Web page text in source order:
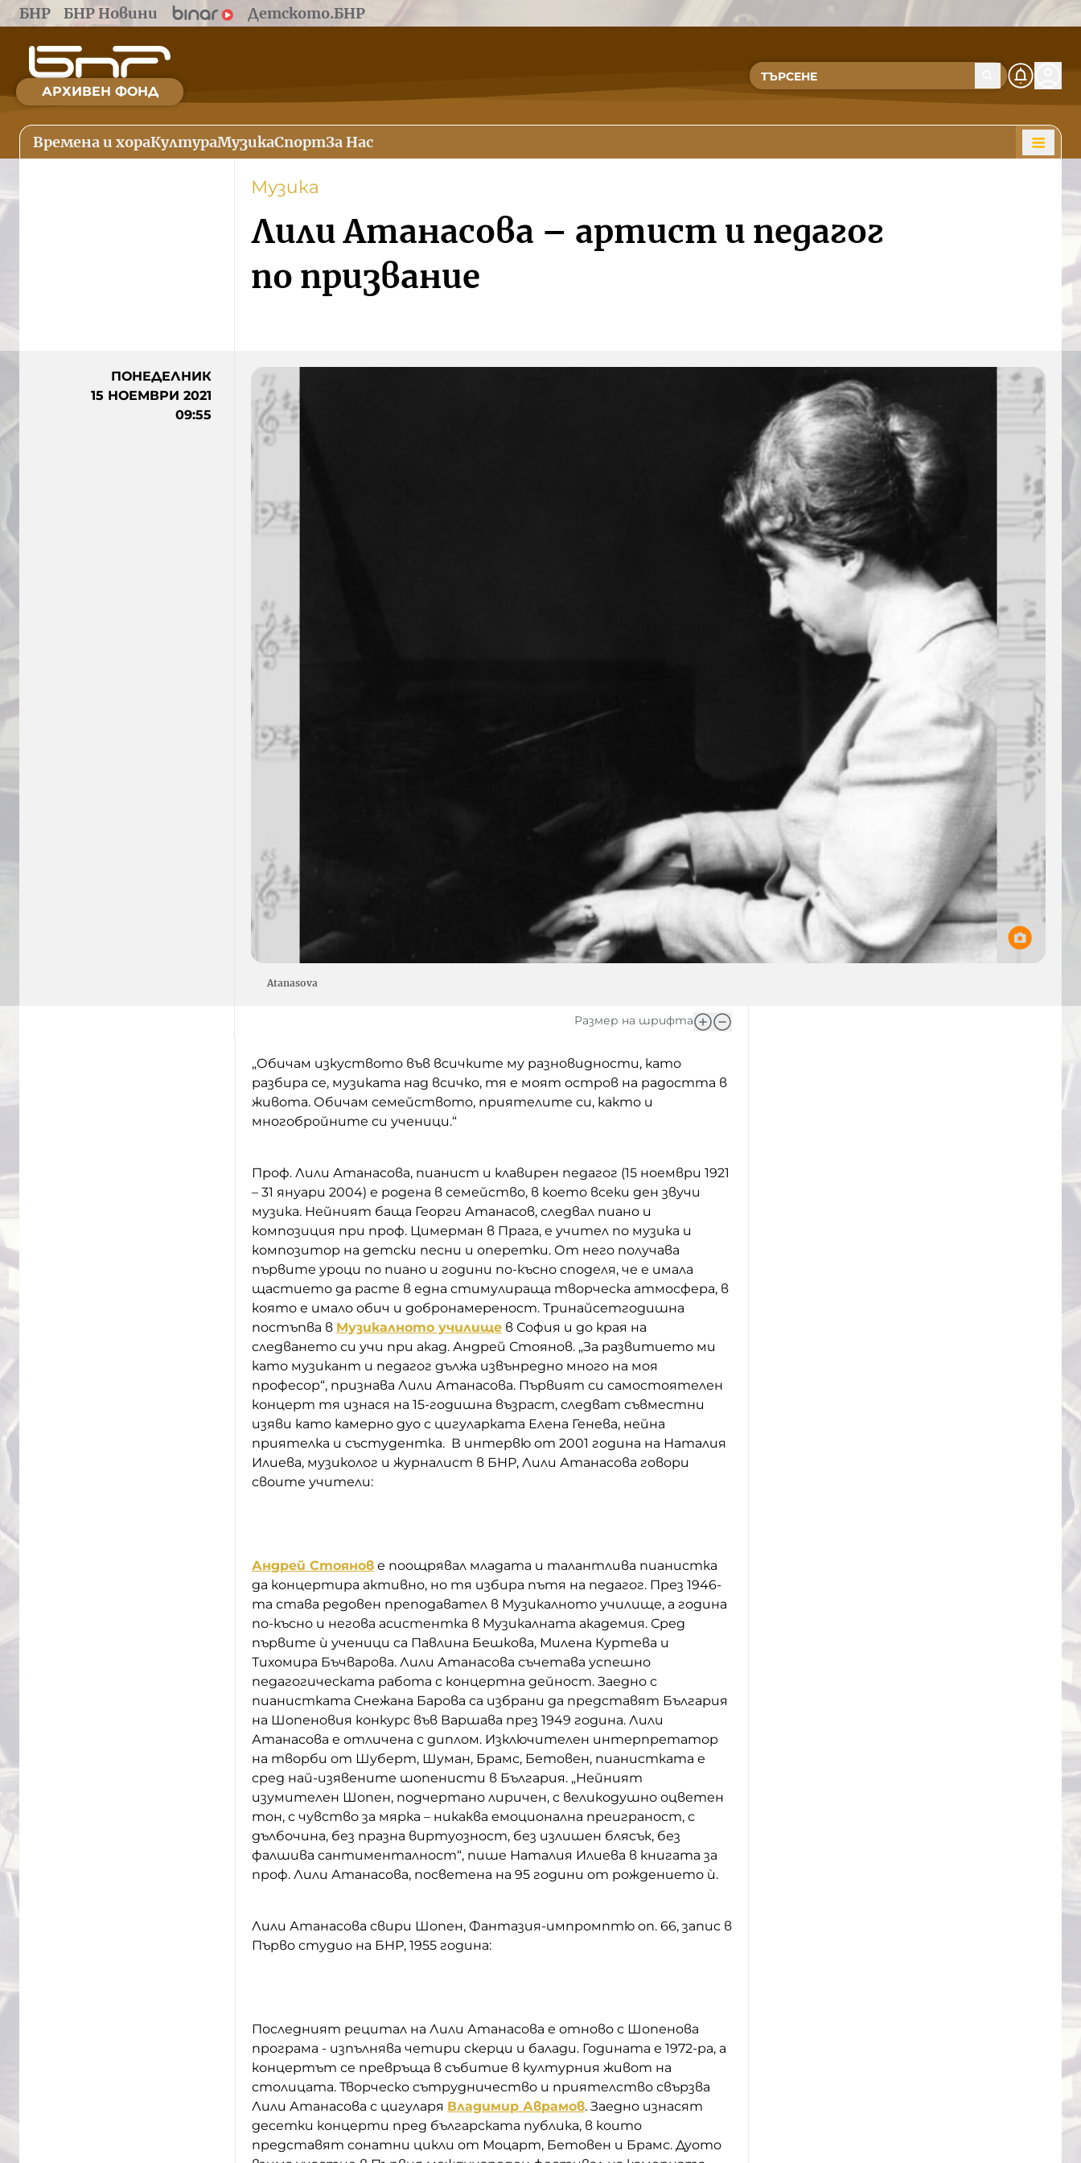
БНР БНР Новини Детското.БНР
АРХИВЕН ФОНД
Времена и хораКултураМузикаСпортЗа Нас
Музика
Лили Атанасова – артист и педагог
по призвание
ПОНЕДЕЛНИК
15 НОЕМВРИ 2021
09:55
Atanasova
Размер на шрифта
„Обичам изкуството във всичките му разновидности, като
разбира се, музиката над всичко, тя е моят остров на радостта в
живота. Обичам семейството, приятелите си, както и
многобройните си ученици.“
Проф. Лили Атанасова, пианист и клавирен педагог (15 ноември 1921
– 31 януари 2004) е родена в семейство, в което всеки ден звучи
музика. Нейният баща Георги Атанасов, следвал пиано и
композиция при проф. Цимерман в Прага, е учител по музика и
композитор на детски песни и оперетки. От него получава
първите уроци по пиано и години по-късно споделя, че е имала
щастието да расте в една стимулираща творческа атмосфера, в
която е имало обич и добронамереност. Тринайсетгодишна
постъпва в Музикалното училище в София и до края на
следването си учи при акад. Андрей Стоянов. „За развитието ми
като музикант и педагог дължа извънредно много на моя
професор“, признава Лили Атанасова. Първият си самостоятелен
концерт тя изнася на 15-годишна възраст, следват съвместни
изяви като камерно дуо с цигуларката Елена Генева, нейна
приятелка и състудентка. В интервю от 2001 година на Наталия
Илиева, музиколог и журналист в БНР, Лили Атанасова говори
своите учители:
Андрей Стоянов е поощрявал младата и талантлива пианистка
да концертира активно, но тя избира пътя на педагог. През 1946-
та става редовен преподавател в Музикалното училище, а година
по-късно и негова асистентка в Музикалната академия. Сред
първите ѝ ученици са Павлина Бешкова, Милена Куртева и
Тихомира Бъчварова. Лили Атанасова съчетава успешно
педагогическата работа с концертна дейност. Заедно с
пианистката Снежана Барова са избрани да представят България
на Шопеновия конкурс във Варшава през 1949 година. Лили
Атанасова е отличена с диплом. Изключителен интерпретатор
на творби от Шуберт, Шуман, Брамс, Бетовен, пианистката е
сред най-изявените шопенисти в България. „Нейният
изумителен Шопен, подчертано лиричен, с великодушно оцветен
тон, с чувство за мярка – никаква емоционална преиграност, с
дълбочина, без празна виртуозност, без излишен блясък, без
фалшива сантименталност“, пише Наталия Илиева в книгата за
проф. Лили Атанасова, посветена на 95 години от рождението ѝ.
Лили Атанасова свири Шопен, Фантазия-импромптю оп. 66, запис в
Първо студио на БНР, 1955 година:
Последният рецитал на Лили Атанасова е отново с Шопенова
програма - изпълнява четири скерци и балади. Годината е 1972-ра, а
концертът се превръща в събитие в културния живот на
столицата. Творческо сътрудничество и приятелство свързва
Лили Атанасова с цигуларя Владимир Аврамов. Заедно изнасят
десетки концерти пред българската публика, в които
представят сонатни цикли от Моцарт, Бетовен и Брамс. Дуото